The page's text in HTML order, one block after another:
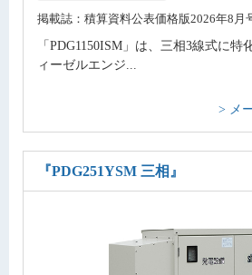
掲載誌：積算資料公表価格版2026年8月
「PDG1150ISM」は、三相3線式に
ィーゼルエンジ...
> メ
『PDG251YSM 三相』